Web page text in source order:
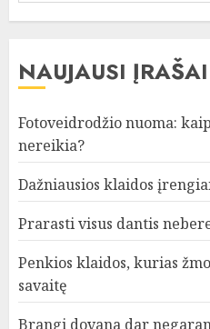
NAUJAUSI ĮRAŠAI
Fotoveidrodžio nuoma:
nereikia?
Dažniausios klaidos
Prarasti visus dantis
Penkios klaidos, kurias
savaitę
Brangi dovana dar